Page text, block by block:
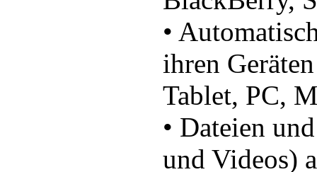
•
ihren
Tablet, PC,
• Dateien
und Videos)